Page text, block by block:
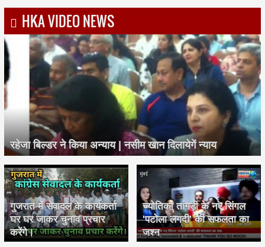
HKA VIDEO NEWS
रहेजा बिल्डर ने किया अन्याय | नसीम खान दिलायेगें न्याय
गुजरात में सेवादल के कार्यकर्ता
घर घर जाकर चुनाव प्रचार
करेंगे।
ज्योतिका तांगड़ी के नए सिंगल
'पटोला लगदी' की सफलता का
जश्न